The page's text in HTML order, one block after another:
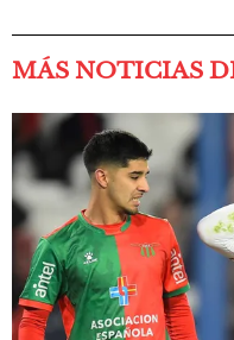
MÁS NOTICIAS